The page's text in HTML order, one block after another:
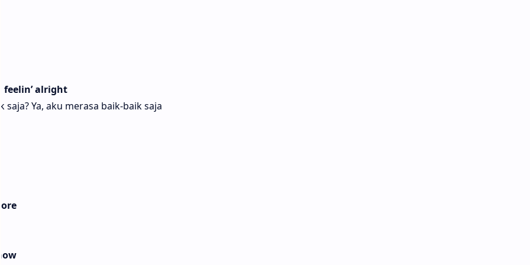
feelin’ alright
Ya, aku merasa baik-baik saja